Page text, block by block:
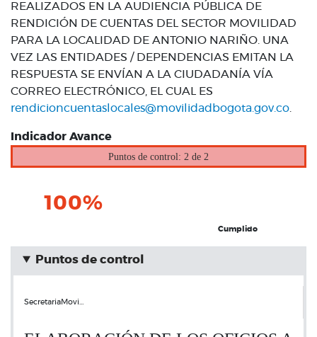
REALIZADOS EN LA AUDIENCIA PÚBLICA DE
RENDICIÓN DE CUENTAS DEL SECTOR MOVILIDAD
PARA LA LOCALIDAD DE ANTONIO NARIÑO. UNA
VEZ LAS ENTIDADES / DEPENDENCIAS EMITAN LA
RESPUESTA SE ENVÍAN A LA CIUDADANÍA VÍA
CORREO ELECTRÓNICO, EL CUAL ES
rendicioncuentaslocales@movilidadbogota.gov.co
Indicador Avance
Puntos de control: 2 de 2
100%
Cumplido
Puntos de control
SecretariaMovi…